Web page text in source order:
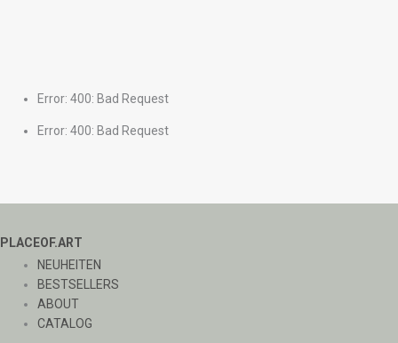
Error: 400: Bad Request
Error: 400: Bad Request
PLACEOF.ART
NEUHEITEN
BESTSELLERS
ABOUT
CATALOG